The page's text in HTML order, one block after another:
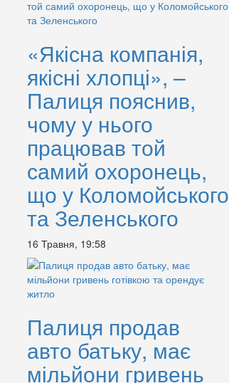
«Якісна компанія,
якісні хлопці», –
Палиця пояснив,
чому у нього
працював той
самий охоронець,
що у Коломойського
та Зеленського
16 Травня, 19:58
Палиця продав
авто батьку, має
мільйони гривень